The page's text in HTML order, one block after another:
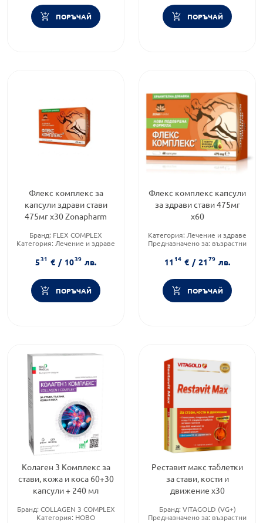
ПОРЪЧАЙ ПОРЪЧАЙ
Флекс комплекс за
капсули здрави стави
475мг х30 Zonapharm
Бранд: FLEX COMPLEX
Категория: Лечение и здраве
531 € / 1039 лв.
ПОРЪЧАЙ
Флекс комплекс капсули
за здрави стави 475мг
х60
Категория: Лечение и здраве
Предназначено за: възрастни
1114 € / 2179 лв.
ПОРЪЧАЙ
Колаген 3 Комплекс за
стави, кожа и коса 60+30
капсули + 240 мл
Бранд: COLLAGEN 3 COMPLEX
Категория: НОВО
Реставит макс таблетки
за стави, кости и
движение х30
Бранд: VITAGOLD (VG+)
Предназначено за: възрастни